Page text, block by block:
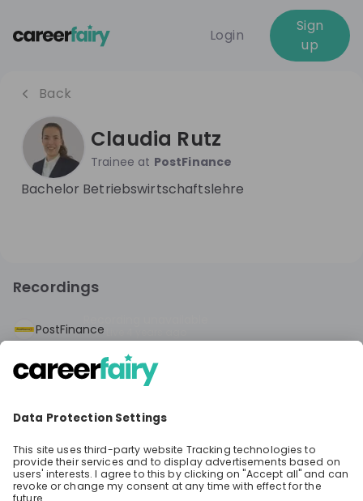
Login
Sign
up
Back
Claudia Rutz
Trainee at PostFinance
Bachelor Betriebswirtschaftslehre
Recordings
PostFinance
Traineeprogramm @PostFinance
Verantwortung? Du gehst mutig innovative
Lösungswege und setzt dich für diese ein?
Dann bist du bei uns genau richtig! Mit
unserem Traineeprogramm hast du innerhalb
von 12 Monaten die Möglichkeit, zwei
spannende Einsatzbereiche intensiv